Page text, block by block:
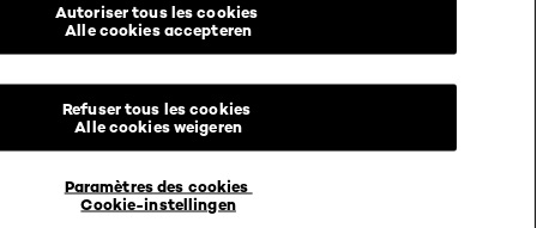
Autorisations de contenu des utilisateurs
Paramètres des cookies
Cookie-instellingen
Refuser tous les cookies
Alle cookies weigeren
Autoriser tous les cookies
Alle cookies accepteren